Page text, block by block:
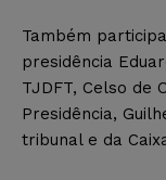
Também
presidência
TJDFT, Celso de
Presidência,
tribunal e da